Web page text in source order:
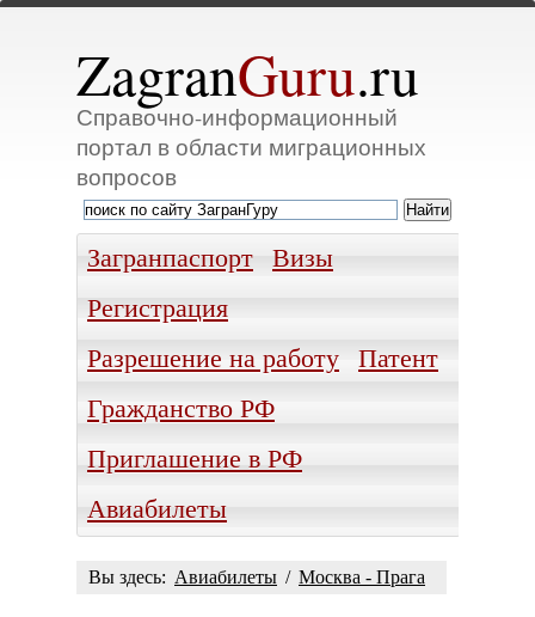
ZagranGuru.ru
Справочно-информационный
портал в области миграционных
вопросов
Загранпаспорт
Визы
Регистрация
Разрешение на работу
Патент
Гражданство РФ
Приглашение в РФ
Авиабилеты
Вы здесь: Авиабилеты / Москва - Прага